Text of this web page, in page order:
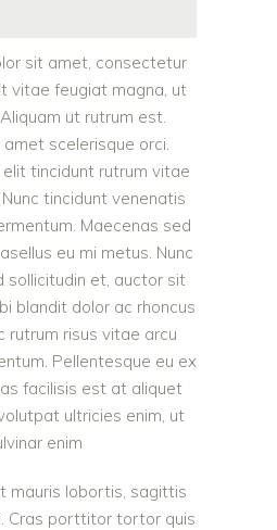
sit amet, consectetur
vitae feugiat magna, ut
ut rutrum est.
scelerisque orci.
tincidunt rutrum vitae
tincidunt venenatis
Maecenas sed
eu mi metus. Nunc
sollicitudin et, auctor sit
blandit dolor ac rhoncus
rutrum risus vitae arcu
Pellentesque eu ex
facilisis est at aliquet
ultricies enim, ut
enim
mauris lobortis, sagittis
Cras porttitor tortor quis